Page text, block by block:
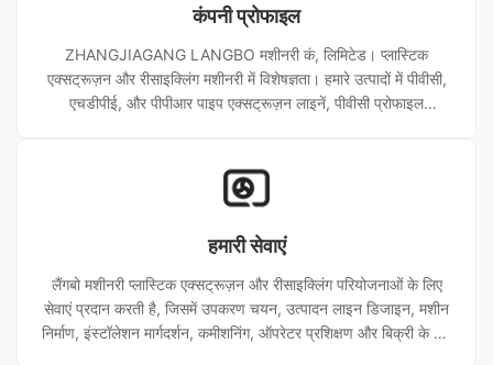
कंपनी प्रोफाइल
ZHANGJIAGANG LANGBO मशीनरी कं, लिमिटेड। प्लास्टिक
एक्सट्रूज़न और रीसाइक्लिंग मशीनरी में विशेषज्ञता। हमारे उत्पादों में पीवीसी,
एचडीपीई, और पीपीआर पाइप एक्सट्रूज़न लाइनें, पीवीसी प्रोफाइल
प्लास्टिक निर्माताओं के लिए अनुकूलित उत्पादन समाधान, तकनीकी सहायता
और विश्वसनीय उपकरण प्रदान करते हैं।
हमारी सेवाएं
लैंगबो मशीनरी प्लास्टिक एक्सट्रूज़न और रीसाइक्लिंग परियोजनाओं के लिए
सेवाएं प्रदान करती है, जिसमें उपकरण चयन, उत्पादन लाइन डिजाइन, मशीन
निर्माण, इंस्टॉलेशन मार्गदर्शन, कमीशनिंग, ऑपरेटर प्रशिक्षण और बिक्री के बाद